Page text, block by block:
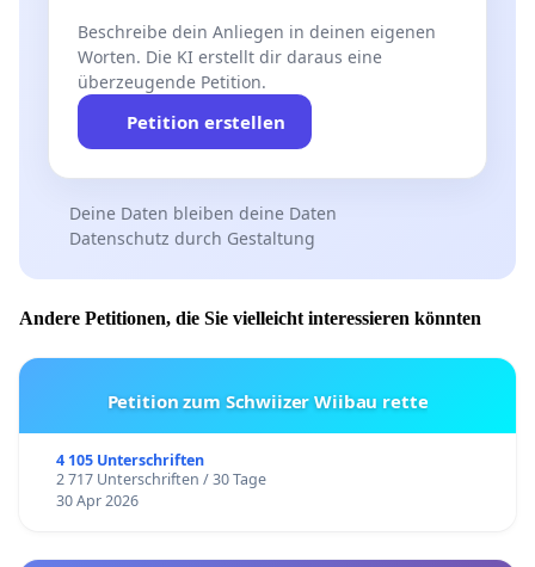
Beschreibe dein Anliegen in deinen eigenen
Worten. Die KI erstellt dir daraus eine
überzeugende Petition.
Petition erstellen
Deine Daten bleiben deine Daten
Datenschutz durch Gestaltung
Andere Petitionen, die Sie vielleicht interessieren könnten
Petition zum Schwiizer Wiibau rette
4 105 Unterschriften
2 717 Unterschriften / 30 Tage
30 Apr 2026